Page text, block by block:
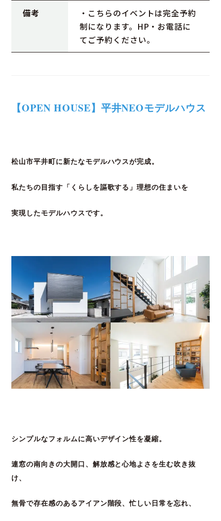
備考
・こちらのイベントは完全予約
制になります。HP・お電話に
てご予約ください。
【OPEN HOUSE】平井NEOモデルハウス
松山市平井町に新たなモデルハウスが完成。
私たちの目指す「くらしを謳歌する」理想の住まいを
実現したモデルハウスです。
シンプルなフォルムに高いデザイン性を凝縮。
連窓の南向きの大開口、解放感と心地よさを生む吹き抜
け、
無骨で存在感のあるアイアン階段、忙しい日常を忘れ、